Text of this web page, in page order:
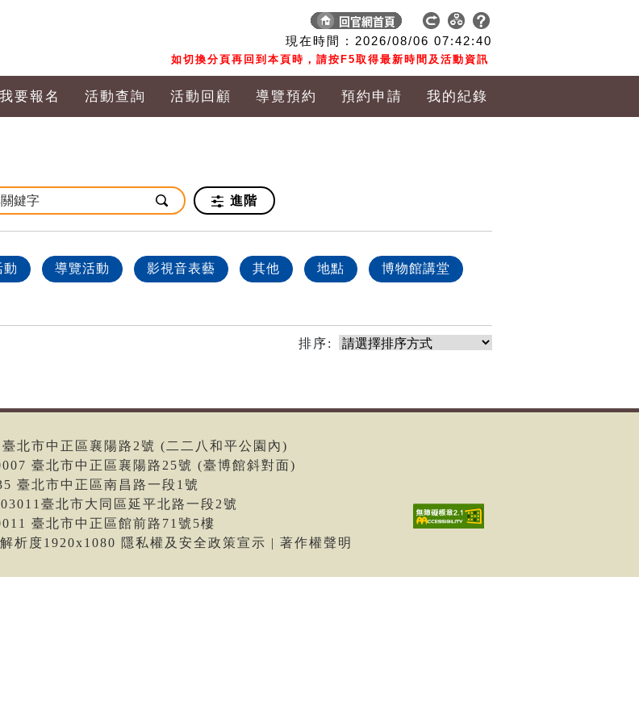
現在時間 : 2026/08/06 07:42:40
如切換分頁再回到本頁時，請按F5取得最新時間及活動資訊
我要報名 活動查詢 活動回顧 導覽預約 預約申請 我的紀錄
進階
動 導覽活動 影視音表藝 其他 地點 博物館講堂
排序:
北市中正區襄陽路2號 (二二八和平公園內)
臺北市中正區襄陽路25號 (臺博館斜對面)
臺北市中正區南昌路一段1號
臺北市大同區延平北路一段2號
臺北市中正區館前路71號5樓
析度1920x1080 隱私權及安全政策宣示 | 著作權聲明